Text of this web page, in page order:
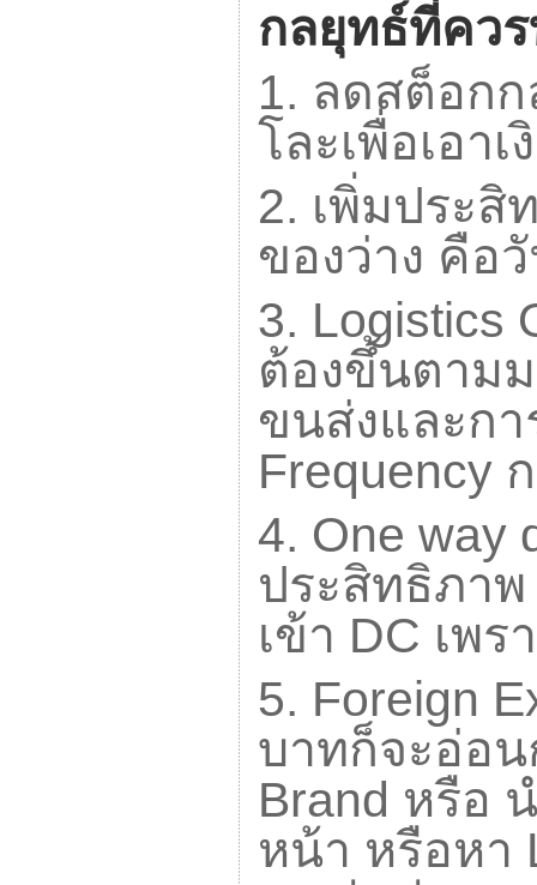
กลยุทธ์ที่คว
1. ลดสต็อก
โละเพื่อเอา
2. เพิ่มประ
ของว่าง คือ
3. Logistics
ต้องขึ้นตามม
ขนส่งและก
Frequency
4. One way
ประสิทธิภา
เข้า DC เพร
5. Foreign
บาทก็จะอ่อ
Brand หรือ
หน้า หรือหา